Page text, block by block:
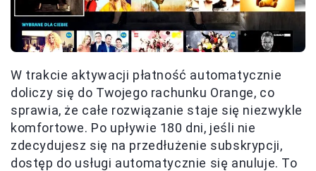
W trakcie aktywacji płatność automatycznie
doliczy się do Twojego rachunku Orange, co
sprawia, że całe rozwiązanie staje się niezwykle
komfortowe. Po upływie 180 dni, jeśli nie
zdecydujesz się na przedłużenie subskrypcji,
dostęp do usługi automatycznie się anuluje. To